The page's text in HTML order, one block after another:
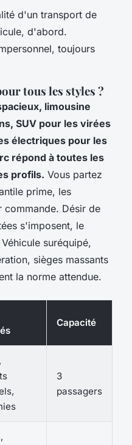
d'un transport de
d'abord.
toujours
tous les styles ?
limousine
SUV pour les virées
électriques pour les
répond à toutes les
profils. Vous partez
prime, les
commande. Désir de
s'imposent, le
suréquipé,
sièges massants
la norme attendue.
Capacité
3
passagers